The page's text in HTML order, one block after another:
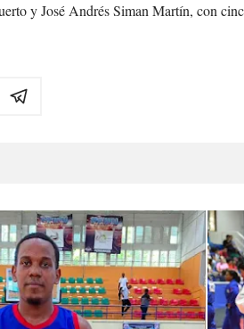
y José Andrés Siman Martín, con